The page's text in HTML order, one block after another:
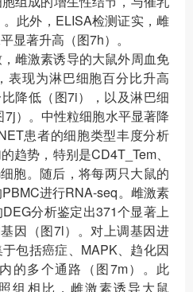
此外，ELISA检测证实，雌
显著升高（图7h）。
雌激素诱导的大鼠外周血免
表现为淋巴细胞百分比升高
降低（图7i），以及淋巴细
）。中性粒细胞水平显著降
患者的细胞类型丰度分析
趋势，特别是CD4T_Tem、
胞。随后，将每两只大鼠的
进行RNA-seq。雌激素
分析鉴定出371个显著上
因（图7l）。对上调基因进
包括癌症、MAPK、趋化因
的多个通路（图7m）。此
组相比，雌激素诱导大鼠